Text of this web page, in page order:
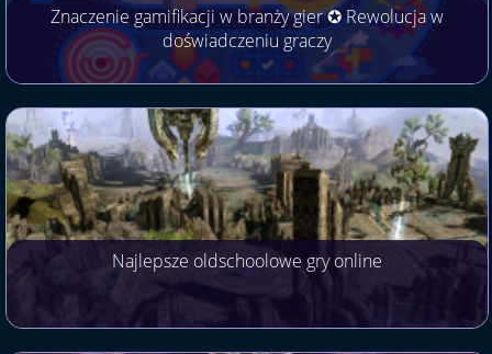
Znaczenie gamifikacji w branży gier ✪ Rewolucja w
doświadczeniu graczy
Najlepsze oldschoolowe gry online